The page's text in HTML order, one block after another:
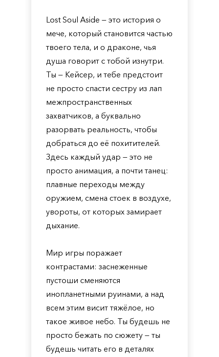
Lost Soul Aside — это история о
мече, который становится частью
твоего тела, и о драконе, чья
душа говорит с тобой изнутри.
Ты — Кейсер, и тебе предстоит
не просто спасти сестру из лап
межпространственных
захватчиков, а буквально
разорвать реальность, чтобы
добраться до её похитителей.
Здесь каждый удар — это не
просто анимация, а почти танец:
плавные переходы между
оружием, смена стоек в воздухе,
увороты, от которых замирает
дыхание.
Мир игры поражает
контрастами: заснеженные
пустоши сменяются
инопланетными руинами, а над
всем этим висит тяжёлое, но
такое живое небо. Ты будешь не
просто бежать по сюжету — ты
будешь читать его в деталях